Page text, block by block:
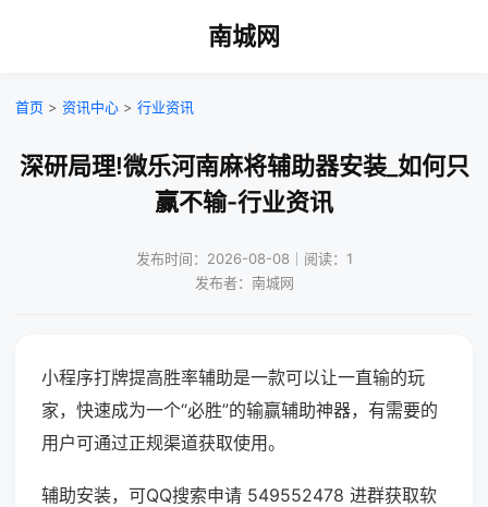
南城网
首页 > 资讯中心 > 行业资讯
深研局理!微乐河南麻将辅助器安装_如何只
赢不输-行业资讯
发布时间：2026-08-08｜阅读：1
发布者：南城网
小程序打牌提高胜率辅助是一款可以让一直输的玩
家，快速成为一个“必胜”的输赢辅助神器，有需要的
用户可通过正规渠道获取使用。
辅助安装，可QQ搜索申请 549552478 进群获取软